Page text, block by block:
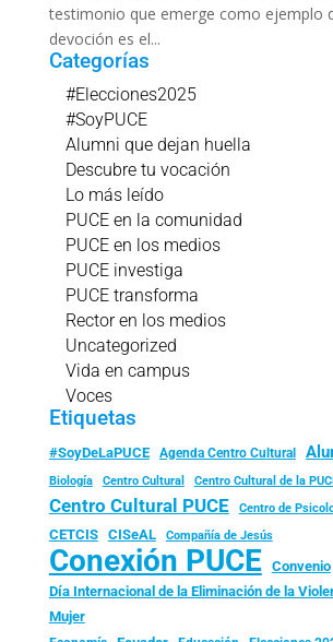
testimonio que emerge como ejemplo
devoción es el...
Categorías
#Elecciones2025
#SoyPUCE
Alumni que dejan huella
Descubre tu vocación
Lo más leído
PUCE en la comunidad
PUCE en los medios
PUCE investiga
PUCE transforma
Rector en los medios
Uncategorized
Vida en campus
Voces
Etiquetas
#SoyDeLaPUCE Agenda Centro Cultural
Biología
Centro Cultural Centro Cultural de la
Centro Cultural PUCE Centro de
CETCIS CISeAL Compañía de Jesús
Conexión PUCE Convenio
Día Internacional de la Eliminación de la
Mujer